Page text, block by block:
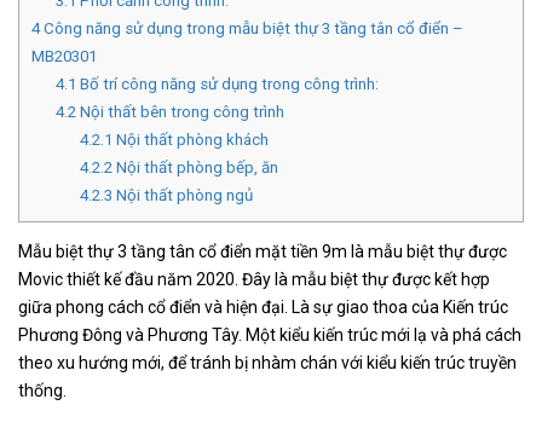
4Công năng sử dụng trong mẫu biệt thự 3 tầng tân cổ điển –
MB20301
4.1 Bố trí công năng sử dụng trong công trình:
4.2Nội thất bên trong công trình
4.2.1 Nội thất phòng khách
4.2.2Nội thất phòng bếp, ăn
4.2.3 Nội thất phòng ngủ
Mẫu biệt thự 3 tầng tân cổ điển mặt tiền 9m là mẫu biệt thự được
Movic thiết kế đầu năm 2020. Đây là mẫu biệt thự được kết hợp
giữa phong cách cổ điển và hiện đại. Là sự giao thoa của Kiến trúc
Phương Đông và Phương Tây. Một kiểu kiến trúc mới lạ và phá cách
theo xu hướng mới, để tránh bị nhàm chán với kiểu kiến trúc truyền
thống.